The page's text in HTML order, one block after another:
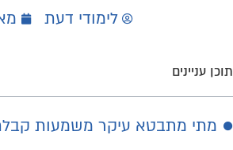
לימודי דעת מאי
תוכן עניינים
מתי מתבטא עיקר משמעות